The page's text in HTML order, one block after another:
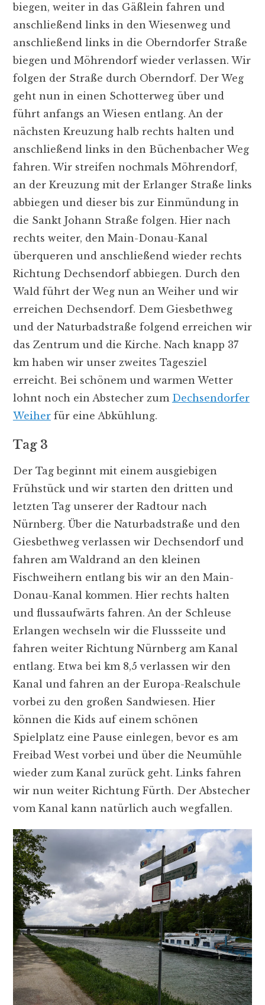
biegen, weiter in das Gäßlein fahren und
anschließend links in den Wiesenweg und
anschließend links in die Oberndorfer Straße
biegen und Möhrendorf wieder verlassen. Wir
folgen der Straße durch Oberndorf. Der Weg
geht nun in einen Schotterweg über und
führt anfangs an Wiesen entlang. An der
nächsten Kreuzung halb rechts halten und
anschließend links in den Büchenbacher Weg
fahren. Wir streifen nochmals Möhrendorf,
an der Kreuzung mit der Erlanger Straße links
abbiegen und dieser bis zur Einmündung in
die Sankt Johann Straße folgen. Hier nach
rechts weiter, den Main-Donau-Kanal
überqueren und anschließend wieder rechts
Richtung Dechsendorf abbiegen. Durch den
Wald führt der Weg nun an Weiher und wir
erreichen Dechsendorf. Dem Giesbethweg
und der Naturbadstraße folgend erreichen wir
das Zentrum und die Kirche. Nach knapp 37
km haben wir unser zweites Tagesziel
erreicht. Bei schönem und warmen Wetter
lohnt noch ein Abstecher zum Dechsendorfer
Weiherfür eine Abkühlung.
Tag 3
Der Tag beginnt mit einem ausgiebigen
Frühstück und wir starten den dritten und
letzten Tag unserer der Radtour nach
Nürnberg. Über die Naturbadstraße und den
Giesbethweg verlassen wir Dechsendorf und
fahren am Waldrand an den kleinen
Fischweihern entlang bis wir an den Main-
Donau-Kanal kommen. Hier rechts halten
und flussaufwärts fahren. An der Schleuse
Erlangen wechseln wir die Flussseite und
fahren weiter Richtung Nürnberg am Kanal
entlang. Etwa bei km 8,5 verlassen wir den
Kanal und fahren an der Europa-Realschule
vorbei zu den großen Sandwiesen. Hier
können die Kids auf einem schönen
Spielplatz eine Pause einlegen, bevor es am
Freibad West vorbei und über die Neumühle
wieder zum Kanal zurück geht. Links fahren
wir nun weiter Richtung Fürth. Der Abstecher
vom Kanal kann natürlich auch wegfallen.